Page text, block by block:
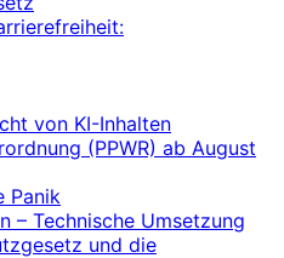
von KI-Inhalten
(PPWR) ab August
Panik
– Technische Umsetzung
und die